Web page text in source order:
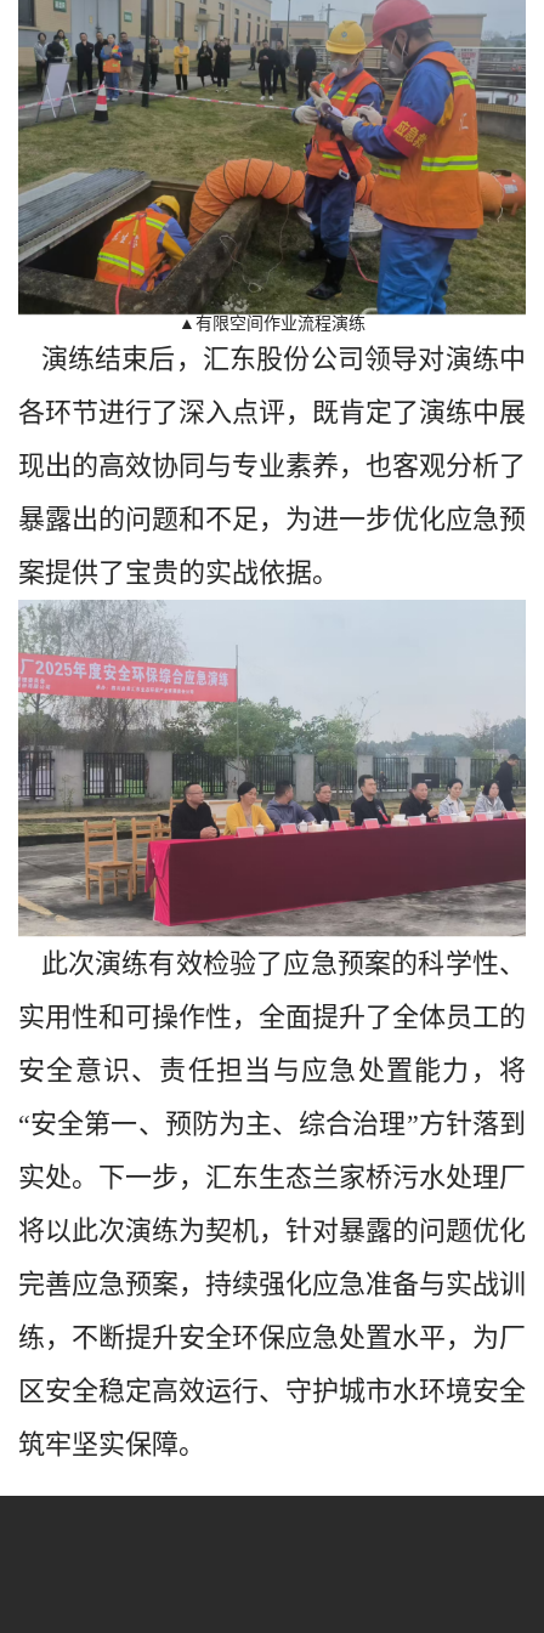
▲有限空间作业流程演练
演练结束后，汇东股份公司领导对演练中
各环节进行了深入点评，既肯定了演练中展
现出的高效协同与专业素养，也客观分析了
暴露出的问题和不足，为进一步优化应急预
案提供了宝贵的实战依据。
此次演练有效检验了应急预案的科学性、
实用性和可操作性，全面提升了全体员工的
安全意识、责任担当与应急处置能力，将
“安全第一、预防为主、综合治理”方针落到
实处。下一步，汇东生态兰家桥污水处理厂
将以此次演练为契机，针对暴露的问题优化
完善应急预案，持续强化应急准备与实战训
练，不断提升安全环保应急处置水平，为厂
区安全稳定高效运行、守护城市水环境安全
筑牢坚实保障。